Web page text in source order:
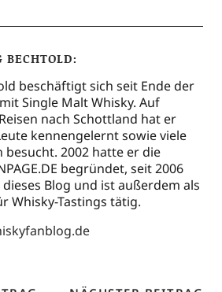
BECHTOLD
beschäftigt sich seit Ende der
Single Malt Whisky. Auf
nach Schottland hat er
kennengelernt sowie viele
besucht. 2002 hatte er die
begründet, seit 2006
Blog und ist außerdem als
Whisky-Tastings tätig.